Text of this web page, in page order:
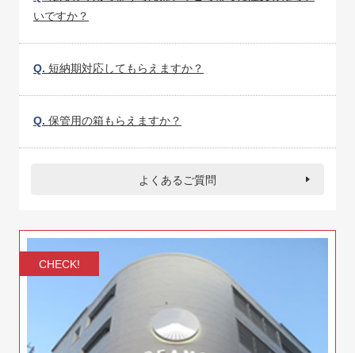
いですか？
Q. 短納期対応してもらえますか？
Q. 保管用の箱もらえますか？
よくあるご質問
CHECK!